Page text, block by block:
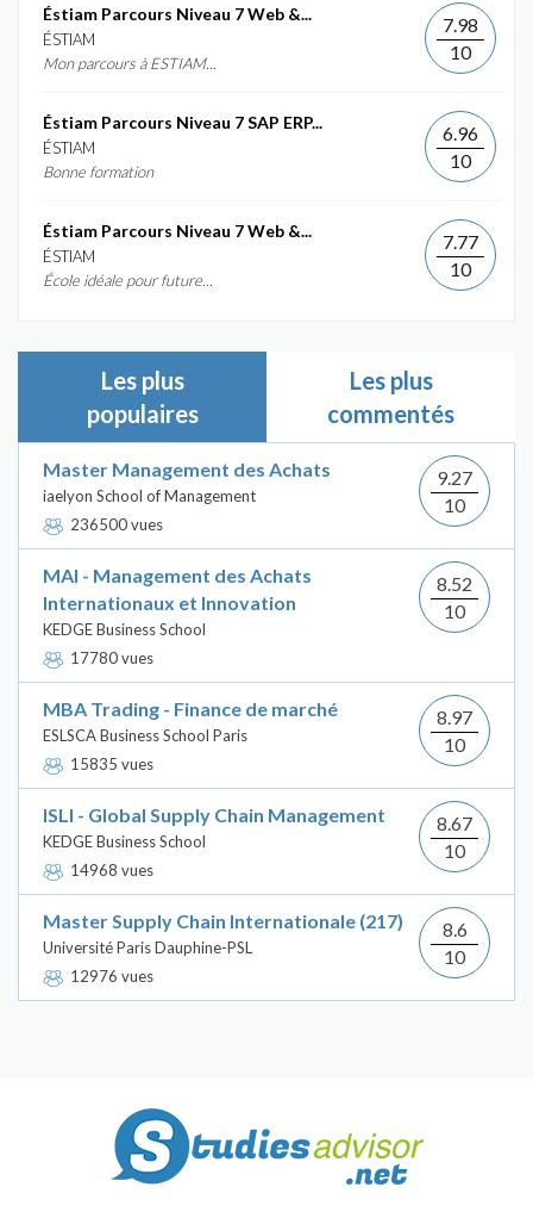
Éstiam Parcours Niveau 7 Web &...
ÉSTIAM
Mon parcours à ESTIAM...
7.98
10
Éstiam Parcours Niveau 7 SAP ERP...
ÉSTIAM
Bonne formation
6.96
10
Éstiam Parcours Niveau 7 Web &...
ÉSTIAM
École idéale pour future...
7.77
10
Les plus
populaires
Les plus
commentés
Master Management des Achats
iaelyon School of Management
236500 vues
9.27
10
MAI - Management des Achats
Internationaux et Innovation
KEDGE Business School
17780 vues
8.52
10
MBA Trading - Finance de marché
ESLSCA Business School Paris
15835 vues
8.97
10
ISLI - Global Supply Chain Management
KEDGE Business School
14968 vues
8.67
10
Master Supply Chain Internationale (217)
Université Paris Dauphine-PSL
12976 vues
8.6
10